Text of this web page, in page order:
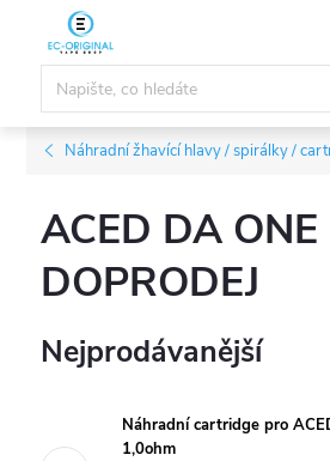
obsah
Náhradní žhavící hlavy / spirálky /
ACED DA
DOPRODEJ
Nejprodávanější
Náhradní cartridge pro
1,0ohm